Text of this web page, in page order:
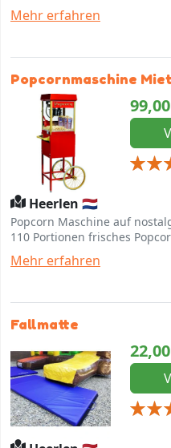
Mehr erfahren
Popcornmaschine
99,00
Heerlen 🇳🇱
Popcorn Maschine auf
110 Portionen frisches
Mehr erfahren
Fallmatte
22,00